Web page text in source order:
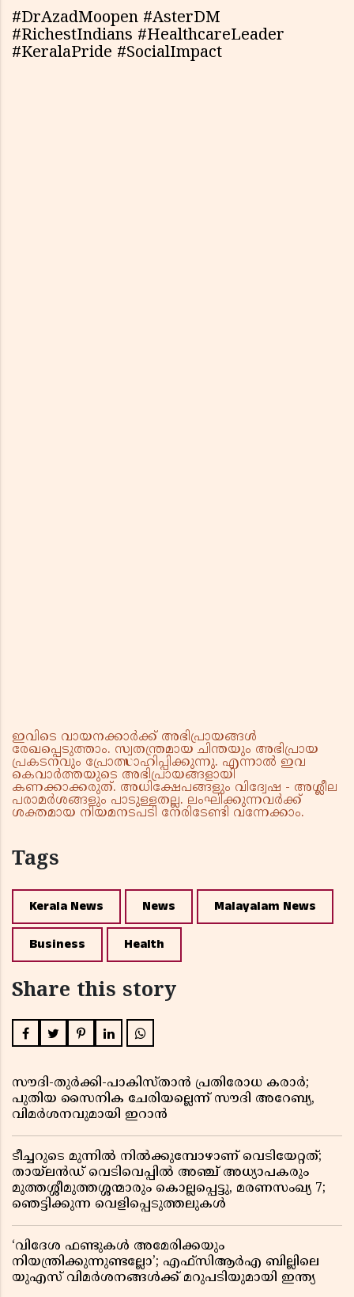
#DrAzadMoopen #AsterDM
#RichestIndians #HealthcareLeader
#KeralaPride #SocialImpact
ഇവിടെ വായനക്കാർക്ക് അഭിപ്രായങ്ങൾ
രേഖപ്പെടുത്താം. സ്വതന്ത്രമായ ചിന്തയും അഭിപ്രായ
പ്രകടനവും പ്രോത്സാഹിപ്പിക്കുന്നു. എന്നാൽ ഇവ
കെവാർത്തയുടെ അഭിപ്രായങ്ങളായി
കണക്കാക്കരുത്. അധിക്ഷേപങ്ങളും വിദ്വേഷ - അശ്ലീല
പരാമർശങ്ങളും പാടുള്ളതല്ല. ലംഘിക്കുന്നവർക്ക്
ശക്തമായ നിയമനടപടി നേരിടേണ്ടി വന്നേക്കാം.
Tags
Kerala News News Malayalam News
Business Health
Share this story
സൗദി-തുർക്കി-പാകിസ്താൻ പ്രതിരോധ കരാർ;
പുതിയ സൈനിക ചേരിയല്ലെന്ന് സൗദി അറേബ്യ,
വിമർശനവുമായി ഇറാൻ
ടീച്ചറുടെ മുന്നിൽ നിൽക്കുമ്പോഴാണ് വെടിയേറ്റത്;
തായ്‌ലൻഡ് വെടിവെപ്പിൽ അഞ്ച് അധ്യാപകരും
മുത്തശ്ശീമുത്തശ്ശന്മാരും കൊല്ലപ്പെട്ടു, മരണസംഖ്യ 7;
ഞെട്ടിക്കുന്ന വെളിപ്പെടുത്തലുകൾ
‘വിദേശ ഫണ്ടുകൾ അമേരിക്കയും
നിയന്ത്രിക്കുന്നുണ്ടല്ലോ’; എഫ്സിആർഎ ബില്ലിലെ
യുഎസ് വിമർശനങ്ങൾക്ക് മറുപടിയുമായി ഇന്ത്യ